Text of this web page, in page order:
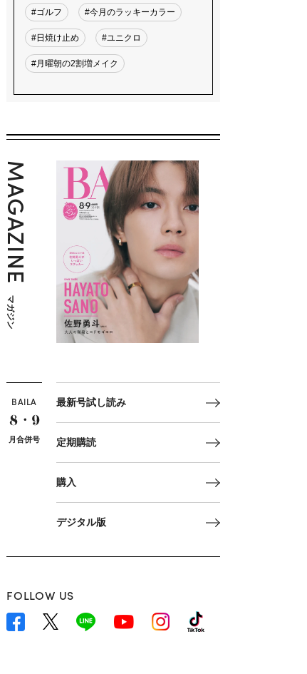
#ゴルフ #今月のラッキーカラー
#日焼け止め #ユニクロ
#月曜朝の2割増メイク
MAGAZINE
マガジン
BAILA
8・9
月合併号
最新号試し読み
定期購読
購入
デジタル版
FOLLOW US